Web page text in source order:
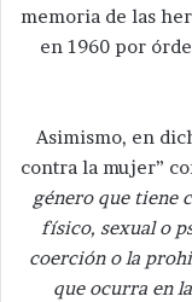
memoria de las
en 1960 por
Asimismo, en
contra la mujer”
género que tiene
físico, sexual o
coerción o la
que ocurra en